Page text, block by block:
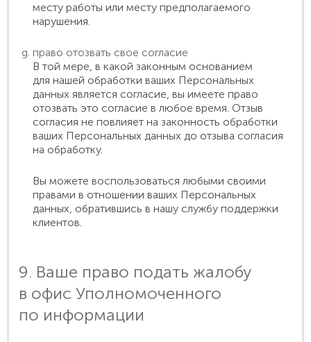
месту работы или месту предполагаемого
нарушения.
право отозвать свое согласие
В той мере, в какой законным основанием
для нашей обработки ваших Персональных
данных является согласие, вы имеете право
отозвать это согласие в любое время. Отзыв
согласия не повлияет на законность обработки
ваших Персональных данных до отзыва согласия
на обработку.
Вы можете воспользоваться любыми своими
правами в отношении ваших Персональных
данных, обратившись в нашу службу поддержки
клиентов.
9. Ваше право подать жалобу
в офис Уполномоченного
по информации